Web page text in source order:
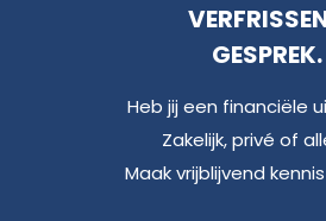
GESPREK.
Heb jij een financiële
Zakelijk, privé of
Maak vrijblijvend